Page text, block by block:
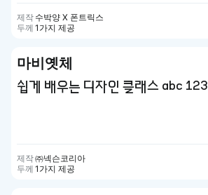
제작 수박양 X 폰트릭스
두께 1가지 제공
마비옛체
쉽게 배우는 디자인 클래스 abc 123
제작㈜넥슨코리아
두께 1가지 제공